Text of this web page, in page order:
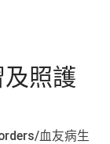
照護
血友病生